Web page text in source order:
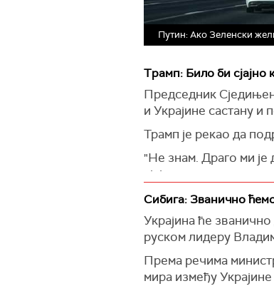
Путин: Ако Зеленски
Трамп: Било би сјајно
Председник
и Украјине састану и
Трамп је рекао да
"Не знам. Драго ми је
сјајно да се
Сибига: Званично
Украјина ће
руском лидеру
Према речима
мира између